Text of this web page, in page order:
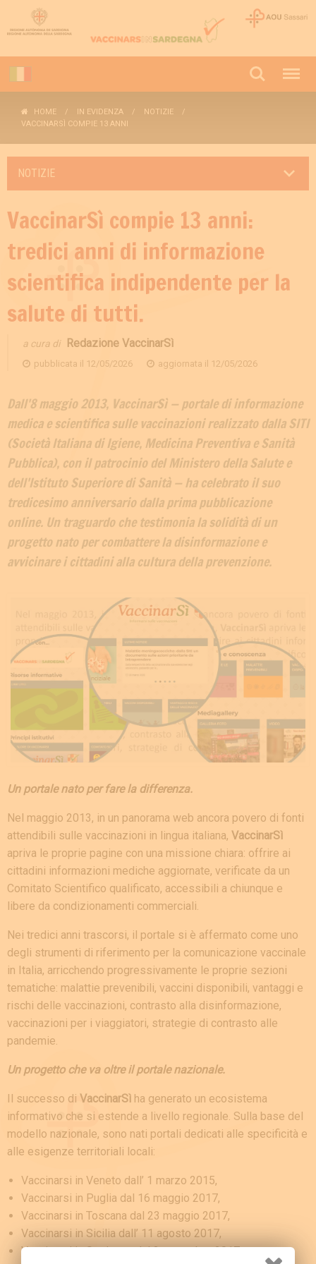
HOME IN EVIDENZA
NOTIZIE
VACCINARSÌ COMPIE 13 ANNI
NOTIZIE
VaccinarSì compie 13 anni:
tredici anni di informazione
scientifica indipendente per la
salute di tutti.
a cura di Redazione VaccinarSì
pubblicata il 12/05/2026 aggiornata il 12/05/2026
Dall'8 maggio 2013, VaccinarSì — portale di informazione
medica e scientifica sulle vaccinazioni realizzato dalla SITI
(Società Italiana di Igiene, Medicina Preventiva e Sanità
Pubblica), con il patrocinio del Ministero della Salute e
dell'Istituto Superiore di Sanità — ha celebrato il suo
tredicesimo anniversario dalla prima pubblicazione
online. Un traguardo che testimonia la solidità di un
progetto nato per combattere la disinformazione e
avvicinare i cittadini alla cultura della prevenzione.
Un portale nato per fare la differenza.
Nel maggio 2013, in un panorama web ancora povero di fonti
attendibili sulle vaccinazioni in lingua italiana, VaccinarSì
apriva le proprie pagine con una missione chiara: offrire ai
cittadini informazioni mediche aggiornate, verificate da un
Comitato Scientifico qualificato, accessibili a chiunque e
libere da condizionamenti commerciali.
Nei tredici anni trascorsi, il portale si è affermato come uno
degli strumenti di riferimento per la comunicazione vaccinale
in Italia, arricchendo progressivamente le proprie sezioni
tematiche: malattie prevenibili, vaccini disponibili, vantaggi e
rischi delle vaccinazioni, contrasto alla disinformazione,
vaccinazioni per i viaggiatori, strategie di contrasto alle
pandemie.
Un progetto che va oltre il portale nazionale.
Il successo di VaccinarSì ha generato un ecosistema
informativo che si estende a livello regionale. Sulla base del
modello nazionale, sono nati portali dedicati alle specificità e
alle esigenze territoriali locali:
Vaccinarsi in Veneto dall’ 1 marzo 2015,
Vaccinarsi in Puglia dal 16 maggio 2017,
Vaccinarsi in Toscana dal 23 maggio 2017,
Vaccinarsi in Sicilia dall’ 11 agosto 2017,
Vaccinarsi in Sardegna dal 3 novembre 2017,